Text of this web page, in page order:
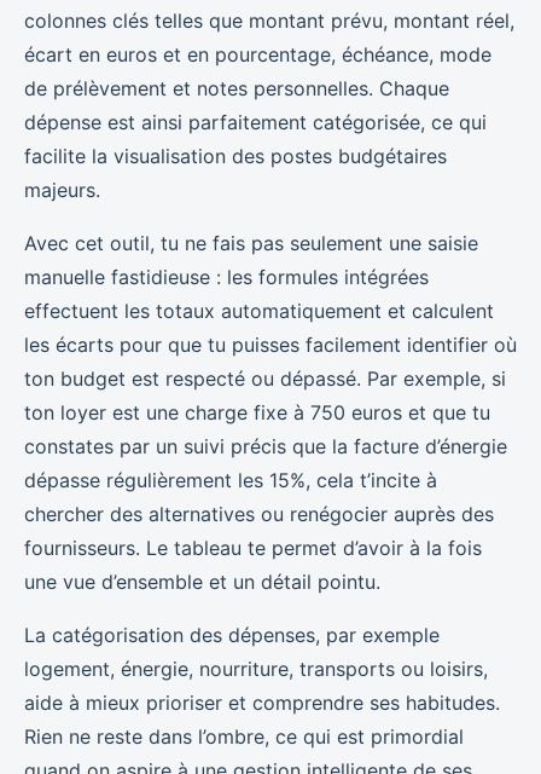
colonnes clés telles que montant prévu, montant réel,
écart en euros et en pourcentage, échéance, mode
de prélèvement et notes personnelles. Chaque
dépense est ainsi parfaitement catégorisée, ce qui
facilite la visualisation des postes budgétaires
majeurs.
Avec cet outil, tu ne fais pas seulement une saisie
manuelle fastidieuse : les formules intégrées
effectuent les totaux automatiquement et calculent
les écarts pour que tu puisses facilement identifier où
ton budget est respecté ou dépassé. Par exemple, si
ton loyer est une charge fixe à 750 euros et que tu
constates par un suivi précis que la facture d’énergie
dépasse régulièrement les 15%, cela t’incite à
chercher des alternatives ou renégocier auprès des
fournisseurs. Le tableau te permet d’avoir à la fois
une vue d’ensemble et un détail pointu.
La catégorisation des dépenses, par exemple
logement, énergie, nourriture, transports ou loisirs,
aide à mieux prioriser et comprendre ses habitudes.
Rien ne reste dans l’ombre, ce qui est primordial